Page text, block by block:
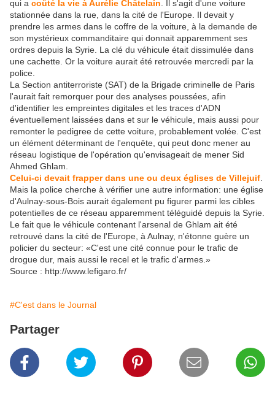
qui a coûté la vie à Aurélie Châtelain . Il s'agit d'une voiture
stationnée dans la rue, dans la cité de l'Europe. Il devait y
prendre les armes dans le coffre de la voiture, à la demande de
son mystérieux commanditaire qui donnait apparemment ses
ordres depuis la Syrie. La clé du véhicule était dissimulée dans
une cachette. Or la voiture aurait été retrouvée mercredi par la
police.
La Section antiterroriste (SAT) de la Brigade criminelle de Paris
l'aurait fait remorquer pour des analyses poussées, afin
d'identifier les empreintes digitales et les traces d'ADN
éventuellement laissées dans et sur le véhicule, mais aussi pour
remonter le pedigree de cette voiture, probablement volée. C'est
un élément déterminant de l'enquête, qui peut donc mener au
réseau logistique de l'opération qu'envisageait de mener Sid
Ahmed Ghlam.
Celui-ci devait frapper dans une ou deux églises de Villejuif
Mais la police cherche à vérifier une autre information: une église
d'Aulnay-sous-Bois aurait également pu figurer parmi les cibles
potentielles de ce réseau apparemment téléguidé depuis la Syrie.
Le fait que le véhicule contenant l'arsenal de Ghlam ait été
retrouvé dans la cité de l'Europe, à Aulnay, n'étonne guère un
policier du secteur: «C'est une cité connue pour le trafic de
drogue dur, mais aussi le recel et le trafic d'armes.»
Source : http://www.lefigaro.fr/
#C'est dans le Journal
Partager